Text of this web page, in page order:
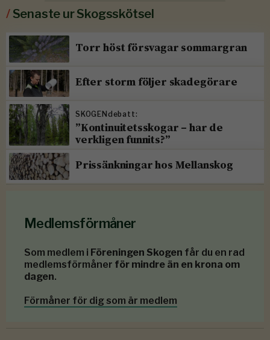
/Senaste ur Skogsskötsel
Torr höst försvagar sommargran
Efter storm följer skadegörare
SKOGENdebatt:
”Kontinuitetsskogar – har de
verkligen funnits?”
Prissänkningar hos Mellanskog
Medlemsförmåner
Som medlem i Föreningen Skogen får du en rad
medlemsförmåner för mindre än en krona om
dagen.
Förmåner för dig som är medlem